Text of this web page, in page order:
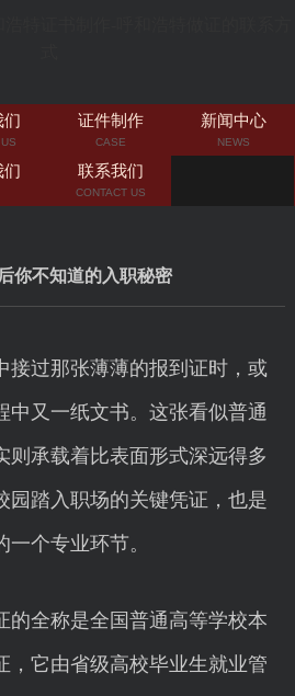
们 证件制作
CASE
新闻中心
NEWS
们 联系我们
CONTACT US
你不知道的入职秘密
接过那张薄薄的报到证时，或
中又一纸文书。这张看似普通
则承载着比表面形式深远得多
踏入职场的关键凭证，也是
个专业环节。
的全称是全国普通高等学校本
，它由省级高校毕业生就业管